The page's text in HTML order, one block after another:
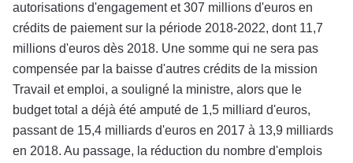
autorisations d'engagement et 307 millions d'euros en
crédits de paiement sur la période 2018-2022, dont 11,7
millions d'euros dès 2018. Une somme qui ne sera pas
compensée par la baisse d'autres crédits de la mission
Travail et emploi, a souligné la ministre, alors que le
budget total a déjà été amputé de 1,5 milliard d'euros,
passant de 15,4 milliards d'euros en 2017 à 13,9 milliards
en 2018. Au passage, la réduction du nombre d'emplois